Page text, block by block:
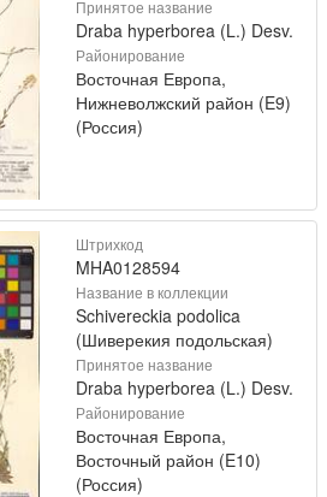
Принятое название
Draba hyperborea (L.) Desv.
Районирование
Восточная Европа,
Нижневолжский район (E9)
(Россия)
Штрихкод
MHA0128594
Название в коллекции
Schivereckia podolica
(Шиверекия подольская)
Принятое название
Draba hyperborea (L.) Desv.
Районирование
Восточная Европа,
Восточный район (E10)
(Россия)